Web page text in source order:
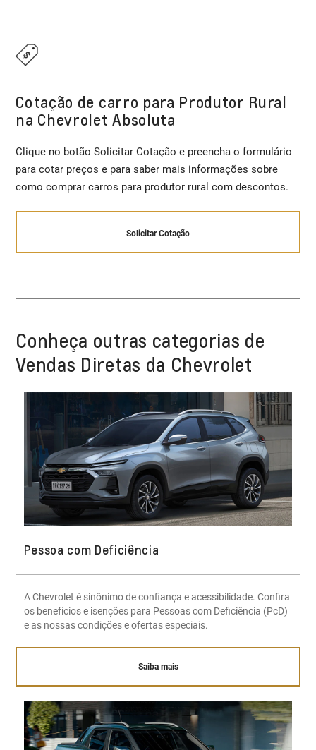
Cotação de carro para Produtor Rural
na Chevrolet Absoluta
Clique no botão Solicitar Cotação e preencha o formulário
para cotar preços e para saber mais informações sobre
como comprar carros para produtor rural com descontos.
Solicitar Cotação
Conheça outras categorias de
Vendas Diretas da Chevrolet
Pessoa com Deficiência
A Chevrolet é sinônimo de confiança e acessibilidade. Confira
os benefícios e isenções para Pessoas com Deficiência (PcD)
e as nossas condições e ofertas especiais.
Saiba mais